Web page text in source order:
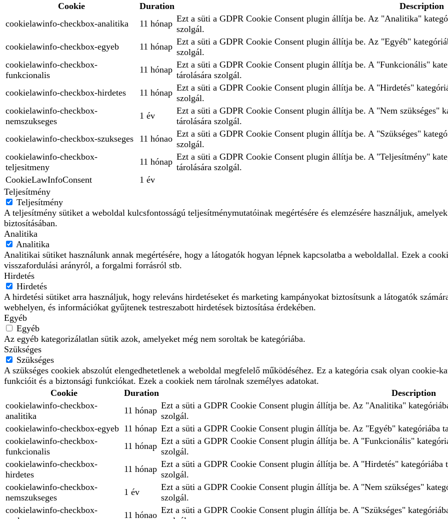
Cookie
Duration
Description
cookielawinfo-checkbox-analitika
11 hónap Ezt a süti a GDPR Cookie Consent plugin állítja be. Az "Analitika"
szolgál.
cookielawinfo-checkbox-egyeb
11 hónap Ezt a süti a GDPR Cookie Consent plugin állítja be. Az "Egyéb"
szolgál.
cookielawinfo-checkbox-
funkcionalis
11 hónap Ezt a süti a GDPR Cookie Consent plugin állítja be. A "Funkcionális"
tárolására szolgál.
cookielawinfo-checkbox-hirdetes
11 hónap Ezt a süti a GDPR Cookie Consent plugin állítja be. A "Hirdetés"
szolgál.
cookielawinfo-checkbox-
nemszukseges
1 év
Ezt a süti a GDPR Cookie Consent plugin állítja be. A "Nem szükséges"
tárolására szolgál.
cookielawinfo-checkbox-szukseges
11 hónao Ezt a süti a GDPR Cookie Consent plugin állítja be. A "Szükséges"
szolgál.
cookielawinfo-checkbox-
teljesitmeny
11 hónap Ezt a süti a GDPR Cookie Consent plugin állítja be. A "Teljesítmény"
tárolására szolgál.
CookieLawInfoConsent
1 év
Teljesítmény
Teljesítmény
A teljesítmény sütiket a weboldal kulcsfontosságú teljesítménymutatóinak megértésére és elemzésére használjuk,
biztosításában.
Analitika
Analitika
Analitikai sütiket használunk annak megértésére, hogy a látogatók hogyan lépnek kapcsolatba a weboldallal. Ezek a
visszafordulási arányról, a forgalmi forrásról stb.
Hirdetés
Hirdetés
A hirdetési sütiket arra használjuk, hogy releváns hirdetéseket és marketing kampányokat biztosítsunk a látogatók
webhelyen, és információkat gyűjtenek testreszabott hirdetések biztosítása érdekében.
Egyéb
Egyéb
Az egyéb kategorizálatlan sütik azok, amelyeket még nem soroltak be kategóriába.
Szükséges
Szükséges
A szükséges cookiek abszolút elengedhetetlenek a weboldal megfelelő működéséhez. Ez a kategória csak olyan cookie-
funkcióit és a biztonsági funkciókat. Ezek a cookiek nem tárolnak személyes adatokat.
Cookie
Duration
Description
cookielawinfo-checkbox-
analitika
11 hónap Ezt a süti a GDPR Cookie Consent plugin állítja be. Az "Analitika"
szolgál.
cookielawinfo-checkbox-egyeb 11 hónap Ezt a süti a GDPR Cookie Consent plugin állítja be. Az "Egyéb" kategóriába
cookielawinfo-checkbox-
funkcionalis
11 hónap Ezt a süti a GDPR Cookie Consent plugin állítja be. A "Funkcionális"
szolgál.
cookielawinfo-checkbox-
hirdetes
11 hónap Ezt a süti a GDPR Cookie Consent plugin állítja be. A "Hirdetés" kategóriába
szolgál.
cookielawinfo-checkbox-
nemszukseges
1 év
Ezt a süti a GDPR Cookie Consent plugin állítja be. A "Nem szükséges"
szolgál.
cookielawinfo-checkbox-
11 hónao Ezt a süti a GDPR Cookie Consent plugin állítja be. A "Szükséges"